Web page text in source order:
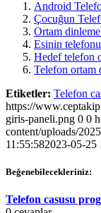
Android
Çocuğun
Ortam dinleme
Esinin
Hedef telefon
Telefon ortam
Etiketler: Telefon
https://
giris-paneli.png 0 0
content/uploads/
11:55:582023-05-25
Beğenebilecekleriniz:
Telefon casusu